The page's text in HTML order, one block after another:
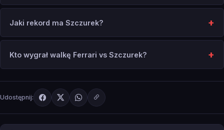
Jaki rekord ma Szczurek?
Kto wygrał walkę Ferrari vs Szczurek?
Udostępnij: